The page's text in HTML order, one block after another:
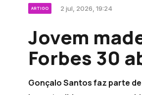
ARTIGO 2 jul, 2026, 19:24
Jovem
Forbes 30
Gonçalo Santos faz parte